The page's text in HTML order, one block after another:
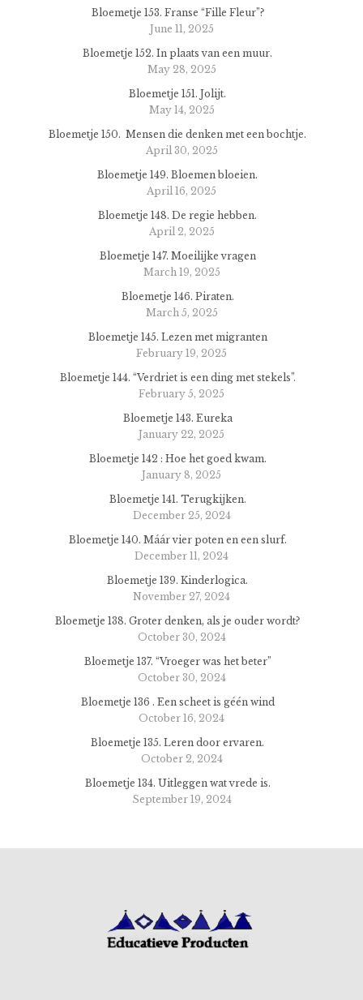
Bloemetje 153. Franse “Fille Fleur”?
June 11, 2025
Bloemetje 152. In plaats van een muur.
May 28, 2025
Bloemetje 151. Jolijt.
May 14, 2025
Bloemetje 150. Mensen die denken met een bochtje.
April 30, 2025
Bloemetje 149. Bloemen bloeien.
April 16, 2025
Bloemetje 148. De regie hebben.
April 2, 2025
Bloemetje 147. Moeilijke vragen
March 19, 2025
Bloemetje 146. Piraten.
March 5, 2025
Bloemetje 145. Lezen met migranten
February 19, 2025
Bloemetje 144. “Verdriet is een ding met stekels”.
February 5, 2025
Bloemetje 143. Eureka
January 22, 2025
Bloemetje 142 : Hoe het goed kwam.
January 8, 2025
Bloemetje 141. Terugkijken.
December 25, 2024
Bloemetje 140. Máár vier poten en een slurf.
December 11, 2024
Bloemetje 139. Kinderlogica.
November 27, 2024
Bloemetje 138. Groter denken, als je ouder wordt?
October 30, 2024
Bloemetje 137. “Vroeger was het beter”
October 30, 2024
Bloemetje 136 . Een scheet is géén wind
October 16, 2024
Bloemetje 135. Leren door ervaren.
October 2, 2024
Bloemetje 134. Uitleggen wat vrede is.
September 19, 2024